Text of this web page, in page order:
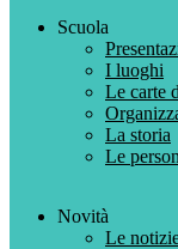
Scuola
I luoghi
Le carte
La storia
Le
Novità
Le